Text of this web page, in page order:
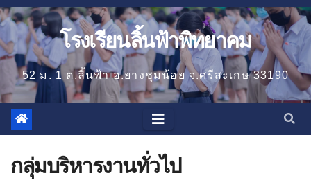
โรงเรียนลิ้นฟ้าพิทยาคม
52 ม. 1 ต.ลิ้นฟ้า อ.ยางชุมน้อย จ.ศรีสะเกษ 33190
กลุ่มบริหารงานทั่วไป